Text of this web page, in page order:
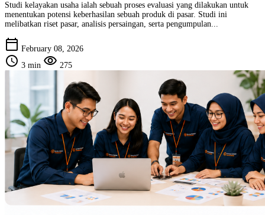
Studi kelayakan usaha ialah sebuah proses evaluasi yang dilakukan untuk
menentukan potensi keberhasilan sebuah produk di pasar. Studi ini
melibatkan riset pasar, analisis persaingan, serta pengumpulan...
calendar_today February 08, 2026
schedule 3 min visibility 275